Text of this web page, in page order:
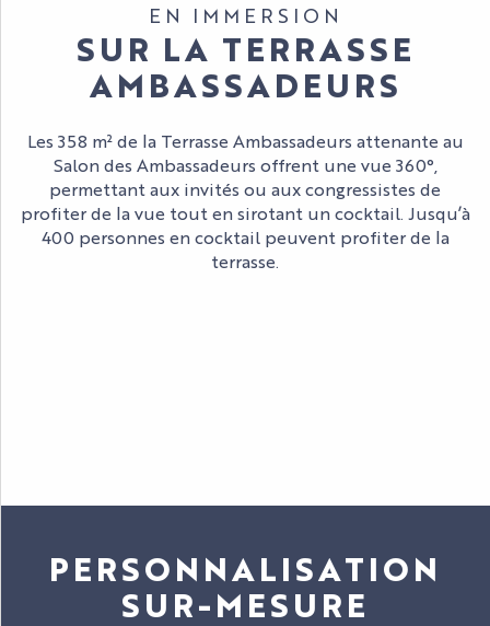
EN IMMERSION
SUR LA TERRASSE
AMBASSADEURS
Les 358 m² de la Terrasse Ambassadeurs attenante au
Salon des Ambassadeurs offrent une vue 360°,
permettant aux invités ou aux congressistes de
profiter de la vue tout en sirotant un cocktail. Jusqu’à
400 personnes en cocktail peuvent profiter de la
terrasse.
PERSONNALISATION
SUR-MESURE